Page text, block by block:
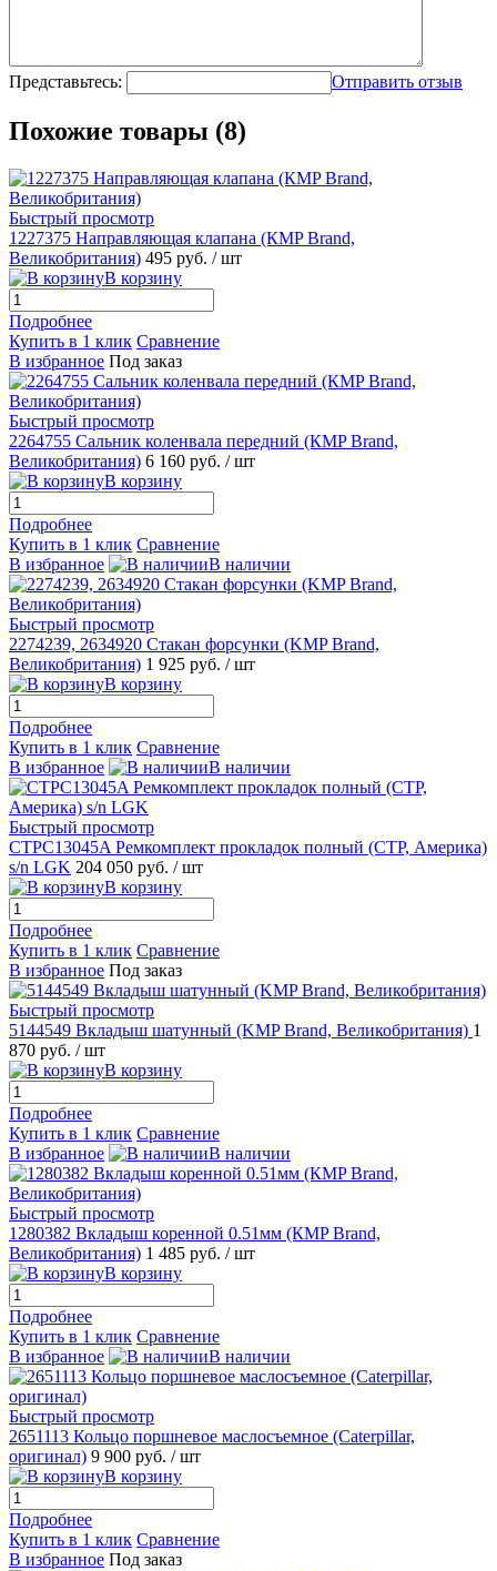
Представьтесь: Отправить отзыв
Похожие товары (8)
Быстрый просмотр
1227375 Направляющая клапана (КMP Brand,
Великобритания) 495 руб. / шт
В корзину
Подробнее
Купить в 1 клик Сравнение
В избранное Под заказ
Быстрый просмотр
2264755 Сальник коленвала передний (КMP Brand,
Великобритания) 6 160 руб. / шт
В корзину
Подробнее
Купить в 1 клик Сравнение
В избранное
В наличии
Быстрый просмотр
2274239, 2634920 Стакан форсунки (KMP Brand,
Великобритания) 1 925 руб. / шт
В корзину
Подробнее
Купить в 1 клик Сравнение
В избранное
В наличии
Быстрый просмотр
CTPC13045A Ремкомплект прокладок полный (CTP, Америка)
s/n LGK 204 050 руб. / шт
В корзину
Подробнее
Купить в 1 клик Сравнение
В избранное Под заказ
Быстрый просмотр
5144549 Вкладыш шатунный (KMP Brand, Великобритания) 1
870 руб. / шт
В корзину
Подробнее
Купить в 1 клик Сравнение
В избранное
В наличии
Быстрый просмотр
1280382 Вкладыш коренной 0.51мм (КMP Brand,
Великобритания) 1 485 руб. / шт
В корзину
Подробнее
Купить в 1 клик Сравнение
В избранное
В наличии
Быстрый просмотр
2651113 Кольцо поршневое маслосъемное (Caterpillar,
оригинал) 9 900 руб. / шт
В корзину
Подробнее
Купить в 1 клик Сравнение
В избранное Под заказ